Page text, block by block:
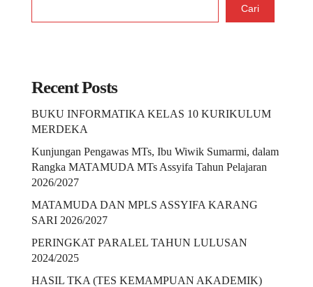
Cari
Recent Posts
BUKU INFORMATIKA KELAS 10 KURIKULUM
MERDEKA
Kunjungan Pengawas MTs, Ibu Wiwik Sumarmi, dalam
Rangka MATAMUDA MTs Assyifa Tahun Pelajaran
2026/2027
MATAMUDA DAN MPLS ASSYIFA KARANG
SARI 2026/2027
PERINGKAT PARALEL TAHUN LULUSAN
2024/2025
HASIL TKA (TES KEMAMPUAN AKADEMIK)